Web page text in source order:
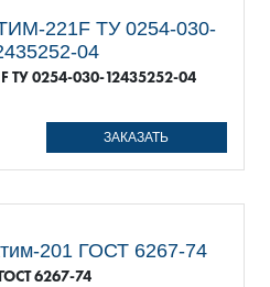
ТУ 0254-030-12435252-04
ЗАКАЗАТЬ
6267-74